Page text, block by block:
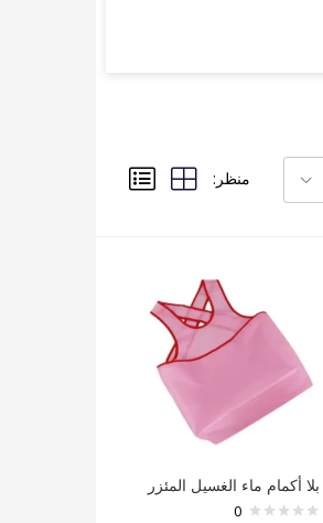
منظر:
بلا أكمام ماء الغسيل المئزر
0